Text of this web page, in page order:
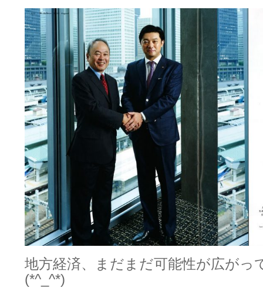
地方経済、まだまだ可能性が広がっ
(*^_^*)